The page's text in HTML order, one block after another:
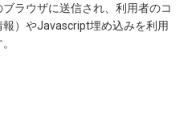
ラウザに送信され、利用者のコ
）やJavascript埋め込みを利用